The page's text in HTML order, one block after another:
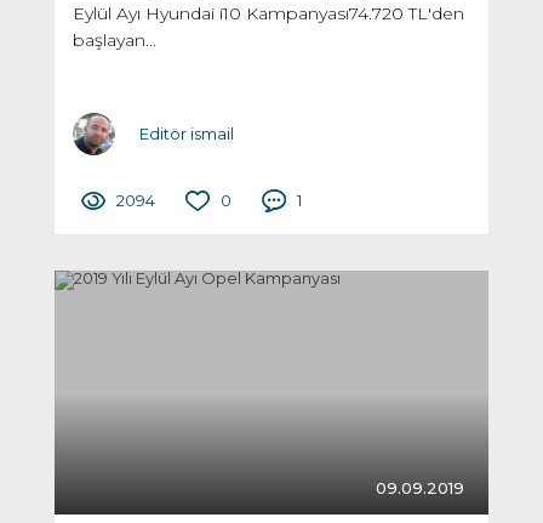
Eylül Ayı Hyundai i10 Kampanyası74.720 TL'den
başlayan...
Editör ismail
2094 0 1
09.09.2019